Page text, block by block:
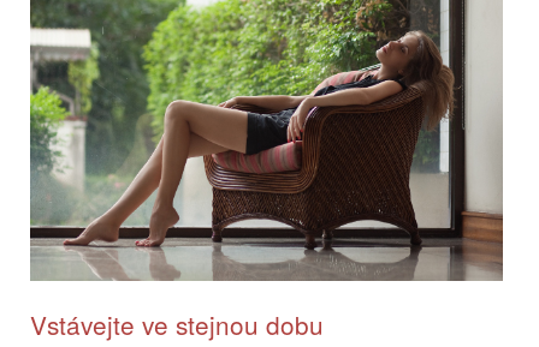
Vstávejte ve stejnou dobu